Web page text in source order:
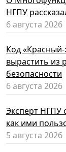
НГПУ
6 августа 2026
Код
вырастить из
безопасности
6 августа 2026
Эксперт НГПУ
как ими
5 августа 2026